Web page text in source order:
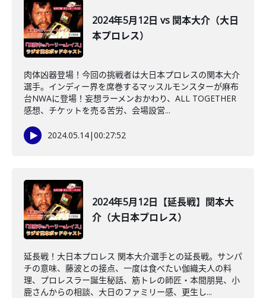
2024年5月12日 vs 関本大介（大日
本プロレス）
肉体凶器登場！今回の挑戦者は大日本プロレスの関本大介
選手。インディー界を席巻するマッスルモンスターが麻布
台NWAに登場！妄想ラーメンおかわり、ALL TOGETHER
感想、チケットを売る苦労、会場設営...
2024.05.14|00:27:52
2024年5月12日【延長戦】関本大
介（大日本プロレス）
延長戦！大日本プロレス 関本大介選手との延長戦。サンパ
チの意味、藤波との接点、一度は食べたい伽織夫人の料
理、プロレスラー誕生秘話、筋トレの師匠・本間朋晃、小
鹿さんからの相談、大日のファミリー感、更生し...